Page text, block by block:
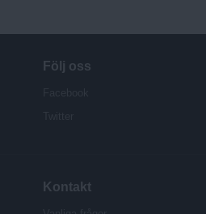
Följ oss
Kontakt